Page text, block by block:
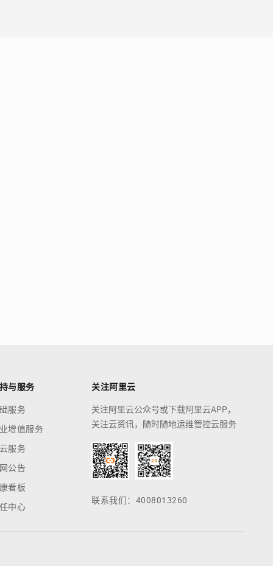
与服务
服务
增值服务
服务
公告
看板
中心
关注阿里云
关注阿里云公众号或下载阿里云APP，
关注云资讯，随时随地运维管控云服务
联系我们：4008013260